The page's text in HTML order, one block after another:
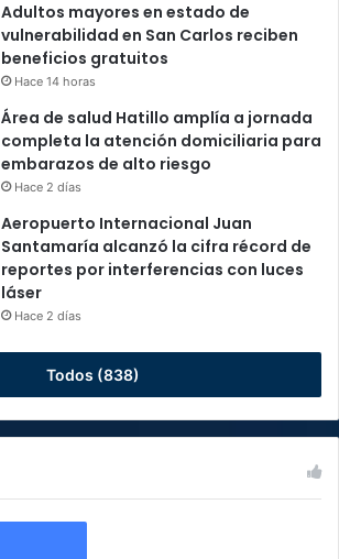
Adultos mayores en estado de
vulnerabilidad en San Carlos reciben
beneficios gratuitos
Hace 14 horas
Área de salud Hatillo amplía a jornada
completa la atención domiciliaria para
embarazos de alto riesgo
Hace 2 días
Aeropuerto Internacional Juan
Santamaría alcanzó la cifra récord de
reportes por interferencias con luces
láser
Hace 2 días
Todos (838)